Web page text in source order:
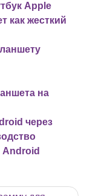
Apple
как жесткий
на
через